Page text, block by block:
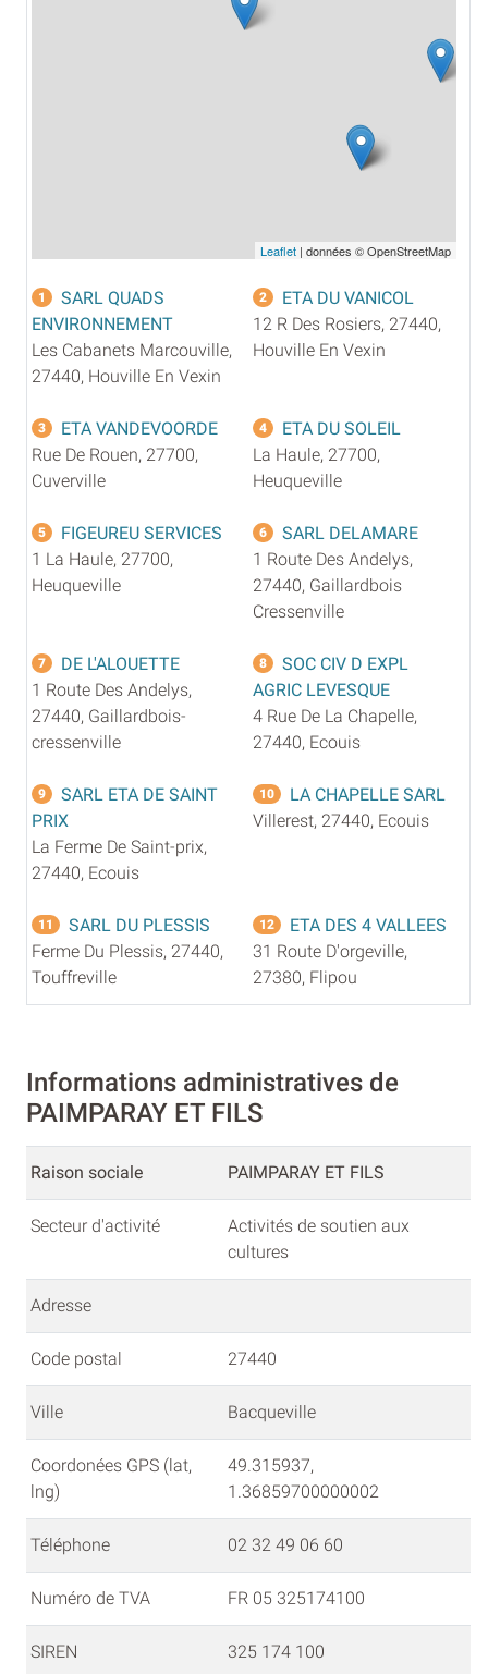
Leaflet | données © OpenStreetMap
1
SARL QUADS
ENVIRONNEMENT
Les Cabanets Marcouville,
27440, Houville En Vexin
2
ETA DU VANICOL
12 R Des Rosiers, 27440,
Houville En Vexin
3
ETA VANDEVOORDE
Rue De Rouen, 27700,
Cuverville
4
ETA DU SOLEIL
La Haule, 27700,
Heuqueville
5
FIGEUREU SERVICES
1 La Haule, 27700,
Heuqueville
6
SARL DELAMARE
1 Route Des Andelys,
27440, Gaillardbois
Cressenville
7
DE L'ALOUETTE
1 Route Des Andelys,
27440, Gaillardbois-
cressenville
8
SOC CIV D EXPL
AGRIC LEVESQUE
4 Rue De La Chapelle,
27440, Ecouis
9
SARL ETA DE SAINT
PRIX
La Ferme De Saint-prix,
27440, Ecouis
10
LA CHAPELLE SARL
Villerest, 27440, Ecouis
11
SARL DU PLESSIS
Ferme Du Plessis, 27440,
Touffreville
12
ETA DES 4 VALLEES
31 Route D'orgeville,
27380, Flipou
Informations administratives de
PAIMPARAY ET FILS
Raison sociale PAIMPARAY ET FILS
Secteur d'activité
Activités de soutien aux
cultures
Adresse
Code postal 27440
Ville Bacqueville
Coordonées GPS (lat,
lng)
49.315937,
1.36859700000002
Téléphone 02 32 49 06 60
Numéro de TVA FR 05 325174100
SIREN 325 174 100